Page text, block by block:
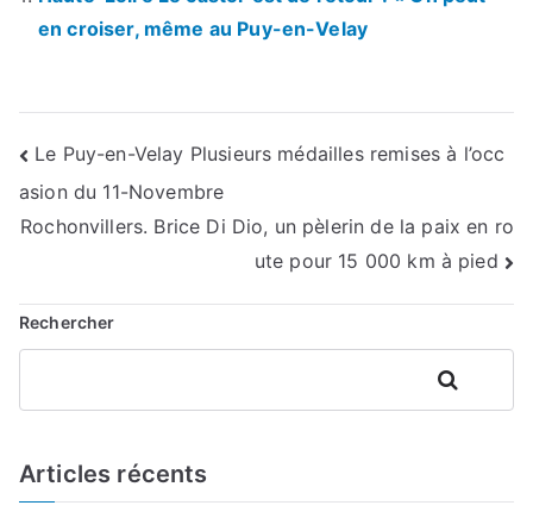
en croiser, même au Puy-en-Velay
Navigation
de
Le Puy-en-Velay Plusieurs médailles remises à l’occ
asion du 11-Novembre
Rochonvillers. Brice Di Dio, un pèlerin de la paix en ro
ute pour 15 000 km à pied
Rechercher
Rechercher
Articles récents